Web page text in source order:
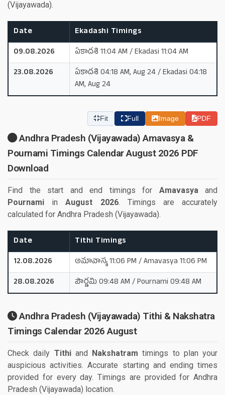
(Vijayawada).
Date
Ekadashi Timings
09.08.2026
ఏకాదశి 11:04 AM / Ekadasi 11:04 AM
23.08.2026
ఏకాదశి 04:18 AM, Aug 24 / Ekadasi 04:18
AM, Aug 24
Fit Full Image PDF
Andhra Pradesh (Vijayawada) Amavasya &
Pournami Timings Calendar August 2026 PDF
Download
Find the start and end timings for Amavasya and
Pournami inAugust 2026. Timings are accurately
calculated for Andhra Pradesh (Vijayawada).
Date
Tithi Timings
12.08.2026
అమావాస్య 11:06 PM / Amavasya 11:06 PM
28.08.2026
పౌర్ణమి 09:48 AM / Pournami 09:48 AM
Andhra Pradesh (Vijayawada) Tithi & Nakshatra
Timings Calendar 2026 August
Check daily Tithiand Nakshatram timings to plan your
auspicious activities. Accurate starting and ending times
provided for every day. Timings are provided for Andhra
Pradesh (Vijayawada) location.